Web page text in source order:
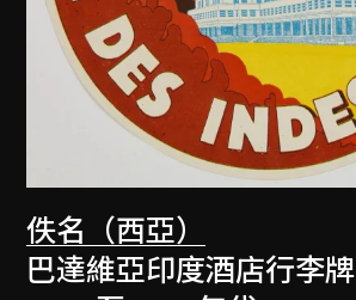
佚名（西亞）
巴達維亞印度酒店行李牌